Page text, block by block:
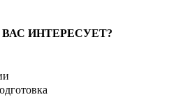
ИНТЕРЕСУЕТ?